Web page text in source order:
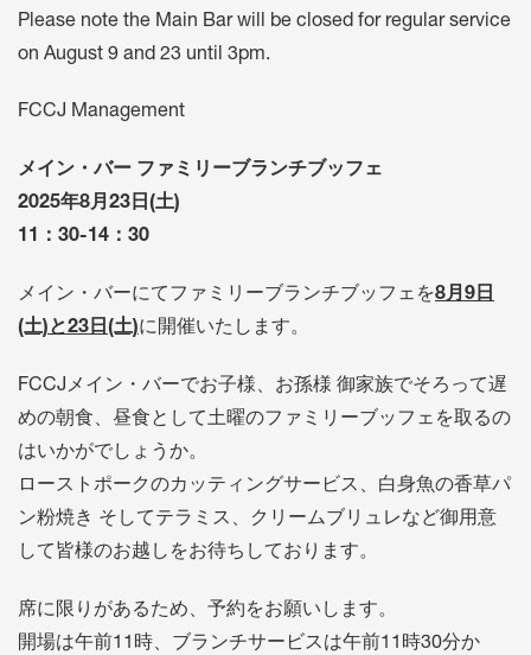
Please note the Main Bar will be closed for regular service
on August 9 and 23 until 3pm.
FCCJ Management
メイン・バー ファミリーブランチブッフェ
2025年8月23日(土)
11：30-14：30
メイン・バーにてファミリーブランチブッフェを8月9日
(土)と23日(土)に開催いたします。
FCCJメイン・バーでお子様、お孫様 御家族でそろって遅
めの朝食、昼食として土曜のファミリーブッフェを取るの
はいかがでしょうか。
ローストポークのカッティングサービス、白身魚の香草パ
ン粉焼き そしてテラミス、クリームブリュレなど御用意
して皆様のお越しをお待ちしております。
席に限りがあるため、予約をお願いします。
開場は午前11時、ブランチサービスは午前11時30分か